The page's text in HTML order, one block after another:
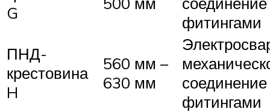
G
фитингами
ПНД-
крестовина
H
560 мм –
630 мм
фитингами